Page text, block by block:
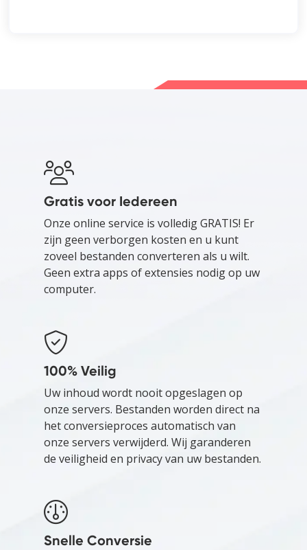
Gratis voor Iedereen
Onze online service is volledig GRATIS! Er
zijn geen verborgen kosten en u kunt
zoveel bestanden converteren als u wilt.
Geen extra apps of extensies nodig op uw
computer.
100% Veilig
Uw inhoud wordt nooit opgeslagen op
onze servers. Bestanden worden direct na
het conversieproces automatisch van
onze servers verwijderd. Wij garanderen
de veiligheid en privacy van uw bestanden.
Snelle Conversie